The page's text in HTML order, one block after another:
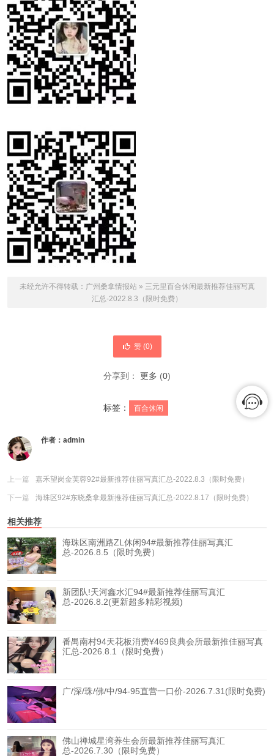
未经允许不得转载： 广州桑拿情报站» 三元里百合休闲最新推荐佳丽写真
汇总-2022.8.3（限时免费）
赞 (0)
分享到： 更多 (0)
标签： 百合休闲
作者： admin
上一篇 嘉禾望岗金芙蓉92#最新推荐佳丽写真汇总-2022.8.3（限时免费）
下一篇 海珠区92#东晓桑拿最新推荐佳丽写真汇总-2022.8.17（限时免费）
相关推荐
海珠区南洲路ZL休闲94#最新推荐佳丽写真汇
总-2026.8.5（限时免费）
新团队!天河鑫水汇94#最新推荐佳丽写真汇
总-2026.8.2(更新超多精彩视频)
番禺南村94天花板消费¥469良典会所最新推佳丽写真
汇总-2026.8.1（限时免费）
广/深/珠/佛/中/94-95直营一口价-2026.7.31(限时免费)
佛山禅城星湾养生会所最新推荐佳丽写真汇
总-2026.7.30（限时免费）